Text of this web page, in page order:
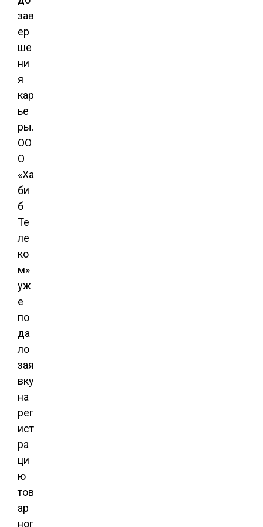
зав
ер
ше
ни
я
кар
ье
ры.
ОО
О
«Ха
би
б
Те
ле
ко
м»
уж
е
по
да
ло
зая
вку
на
рег
ист
ра
ци
ю
тов
ар
ног